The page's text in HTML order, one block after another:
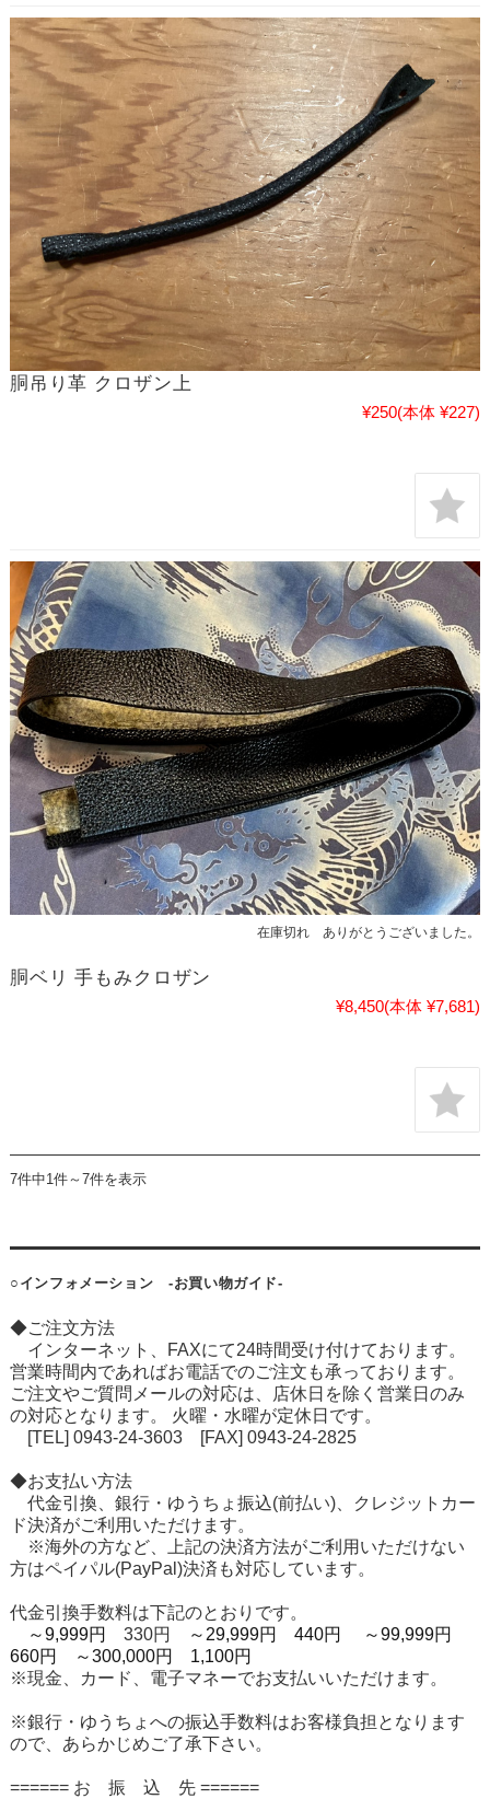
胴吊り革 クロザン上
¥250(本体 ¥227)
在庫切れ ありがとうございました。
胴ベリ 手もみクロザン
¥8,450(本体 ¥7,681)
7件中1件～7件を表示
○インフォメーション -お買い物ガイド-
◆ご注文方法
インターネット、FAXにて24時間受け付けております。
営業時間内であればお電話でのご注文も承っております。
ご注文やご質問メールの対応は、店休日を除く営業日のみ
の対応となります。 火曜・水曜が定休日です。
[TEL] 0943-24-3603 [FAX] 0943-24-2825
◆お支払い方法
代金引換、銀行・ゆうちょ振込(前払い)、クレジットカー
ド決済がご利用いただけます。
※海外の方など、上記の決済方法がご利用いただけない
方はペイパル(PayPal)決済も対応しています。
代金引換手数料は下記のとおりです。
～9,999円 330円 ～29,999円 440円
～99,999円
660円
～300,000円 1,100円
※現金、カード、電子マネーでお支払いいただけます。
※銀行・ゆうちょへの振込手数料はお客様負担となります
ので、あらかじめご了承下さい。
====== お 振 込 先 ======